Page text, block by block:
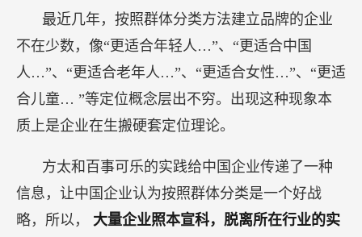
最近几年，按照群体分类方法建立品牌的企业
不在少数，像“更适合年轻人…”、“更适合中国
人…”、“更适合老年人…”、“更适合女性…”、“更适
合儿童… ”等定位概念层出不穷。出现这种现象本
质上是企业在生搬硬套定位理论。
方太和百事可乐的实践给中国企业传递了一种
信息，让中国企业认为按照群体分类是一个好战
略，所以， 大量企业照本宣科，脱离所在行业的实